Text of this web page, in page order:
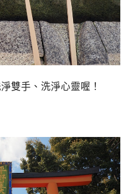
雙手、洗淨心靈喔！